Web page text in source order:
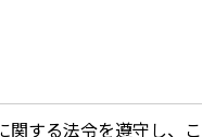
関する法令を遵守し、こ